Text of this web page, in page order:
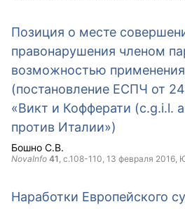
Позиция о месте
правонарушения членом
возможностью
(постановление ЕСПЧ от
«Викт и Кофферати (c.g.i.l.
против Италии»)
Бошно С.В.
NovaInfo 41, с.108-110, 13 февраля 2016,
Наработки Европейского